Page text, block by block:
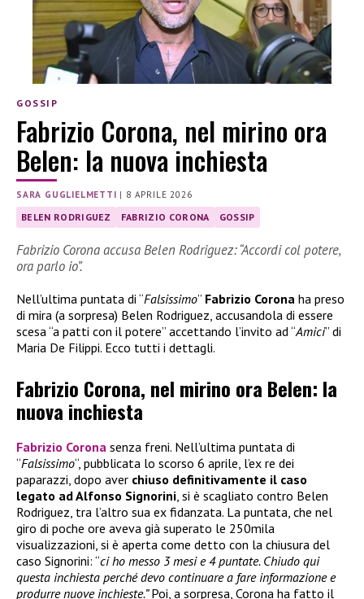
GOSSIP
Fabrizio Corona, nel mirino ora
Belen: la nuova inchiesta
SARA GUGLIELMETTI | 8 APRILE 2026
BELEN RODRIGUEZ FABRIZIO CORONA GOSSIP
Fabrizio Corona accusa Belen Rodriguez: “Accordi col potere,
ora parlo io”.
Nell’ultima puntata di “Falsissimo” Fabrizio Corona ha preso
di mira (a sorpresa) Belen Rodriguez, accusandola di essere
scesa “a patti con il potere” accettando l’invito ad “Amici” di
Maria De Filippi. Ecco tutti i dettagli.
Fabrizio Corona, nel mirino ora Belen: la
nuova inchiesta
Fabrizio Corona senza freni. Nell’ultima puntata di
“Falsissimo“, pubblicata lo scorso 6 aprile, l’ex re dei
paparazzi, dopo aver chiuso definitivamente il caso
legato ad Alfonso Signorini, si è scagliato contro Belen
Rodriguez, tra l’altro sua ex fidanzata. La puntata, che nel
giro di poche ore aveva già superato le 250mila
visualizzazioni, si è aperta come detto con la chiusura del
caso Signorini: “ci ho messo 3 mesi e 4 puntate. Chiudo qui
questa inchiesta perché devo continuare a fare informazione e
produrre nuove inchieste.”Poi, a sorpresa, Corona ha fatto il